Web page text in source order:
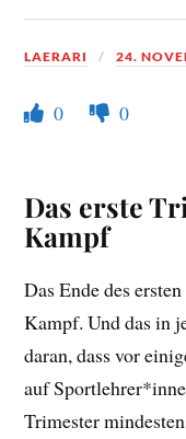
LAERARI 24.
0 0
Das erste
Kampf
Das Ende des
Kampf. Und das in
daran, dass vor
auf
Trimester